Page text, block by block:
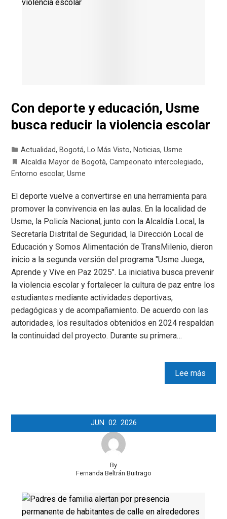
Con deporte y educación, Usme
busca reducir la violencia escolar
Actualidad, Bogotá, Lo Más Visto, Noticias,Usme
Alcaldìa Mayor de Bogotà,Campeonato intercolegiado,
Entorno escolar,Usme
El deporte vuelve a convertirse en una herramienta para
promover la convivencia en las aulas. En la localidad de
Usme, la Policía Nacional, junto con la Alcaldía Local, la
Secretaría Distrital de Seguridad, la Dirección Local de
Educación y Somos Alimentación de TransMilenio, dieron
inicio a la segunda versión del programa "Usme Juega,
Aprende y Vive en Paz 2025". La iniciativa busca prevenir
la violencia escolar y fortalecer la cultura de paz entre los
estudiantes mediante actividades deportivas,
pedagógicas y de acompañamiento. De acuerdo con las
autoridades, los resultados obtenidos en 2024 respaldan
la continuidad del proyecto. Durante su primera…
Lee más
JUN 02 2026
By
Fernanda Beltrán Buitrago